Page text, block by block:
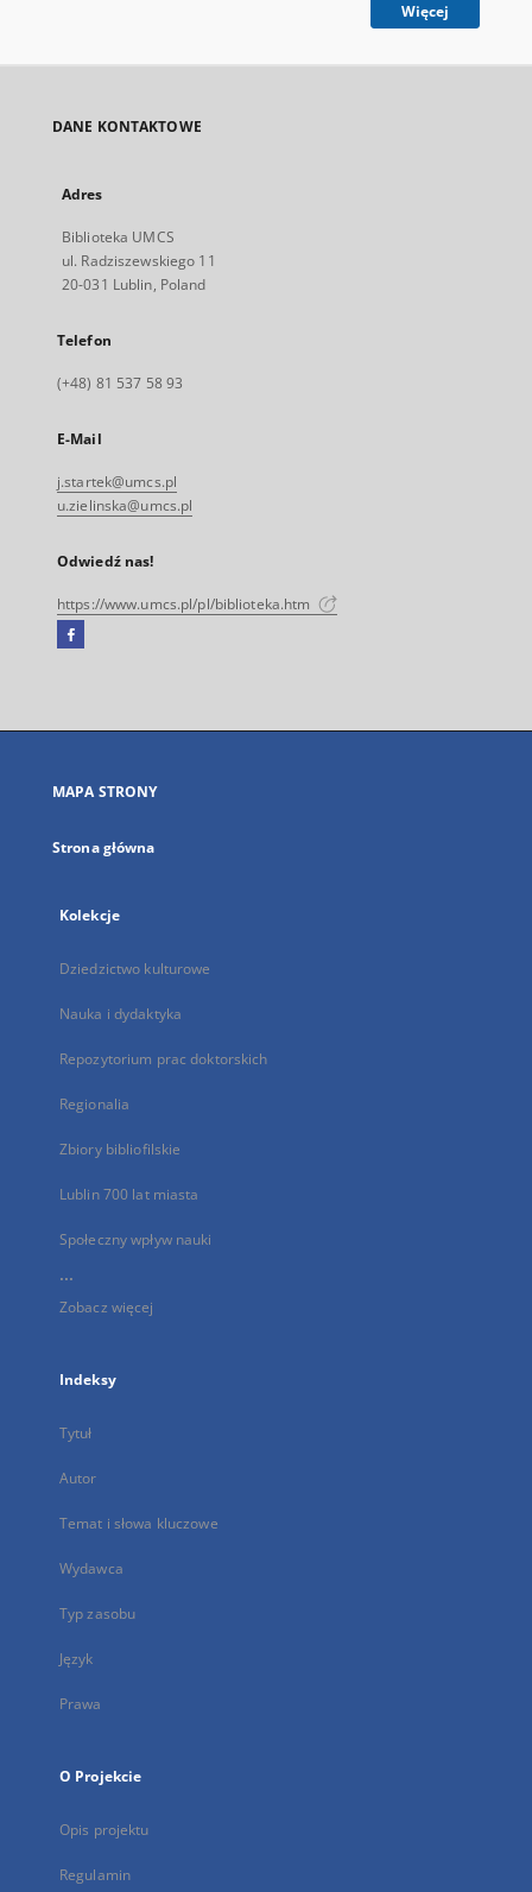
Więcej
DANE KONTAKTOWE
Adres
Biblioteka UMCS
ul. Radziszewskiego 11
20-031 Lublin, Poland
Telefon
(+48) 81 537 58 93
E-Mail
j.startek@umcs.pl
u.zielinska@umcs.pl
Odwiedź nas!
https://www.umcs.pl/pl/biblioteka.htm
Facebook
się
karcie
MAPA STRONY
Strona główna
Kolekcje
Dziedzictwo kulturowe
Nauka i dydaktyka
Repozytorium prac doktorskich
Regionalia
Zbiory bibliofilskie
Lublin 700 lat miasta
Społeczny wpływ nauki
...
Zobacz więcej
Indeksy
Tytuł
Autor
Temat i słowa kluczowe
Wydawca
Typ zasobu
Język
Prawa
O Projekcie
Opis projektu
Regulamin